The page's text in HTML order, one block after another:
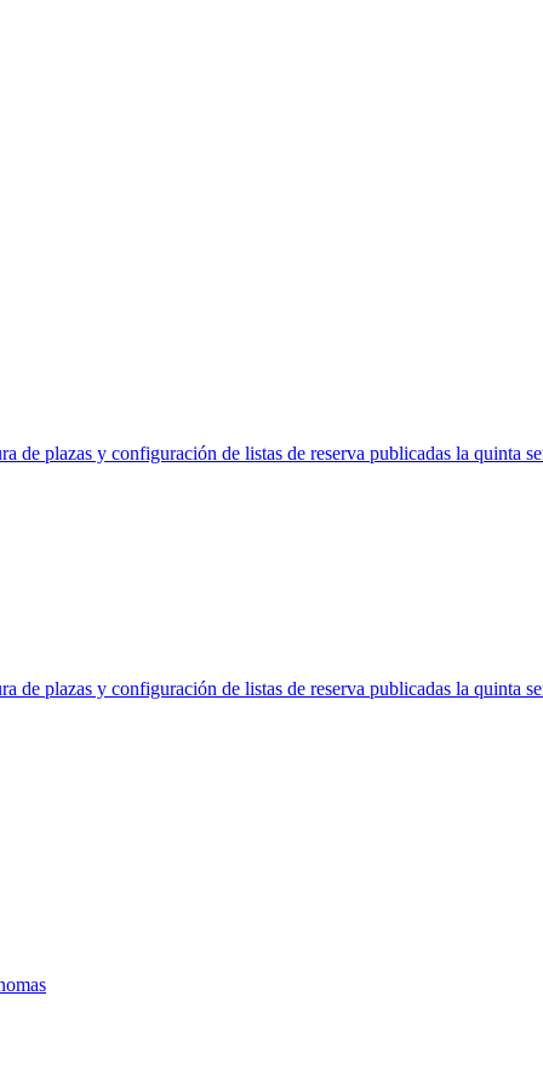
de plazas y configuración de listas de reserva publicadas la quinta
de plazas y configuración de listas de reserva publicadas la quinta